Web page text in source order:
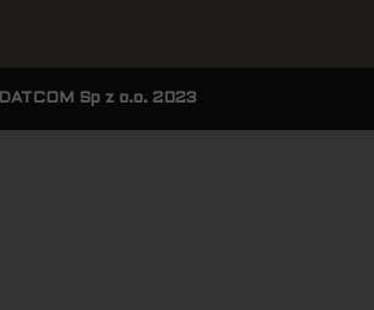
DATCOM Sp z o.o. 2023